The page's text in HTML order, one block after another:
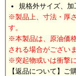
規格外サイズ、加
製品上、寸法・厚
す。
本製品は、原油価
される場合がございま
突起物或いは衝撃
【返品について】ご